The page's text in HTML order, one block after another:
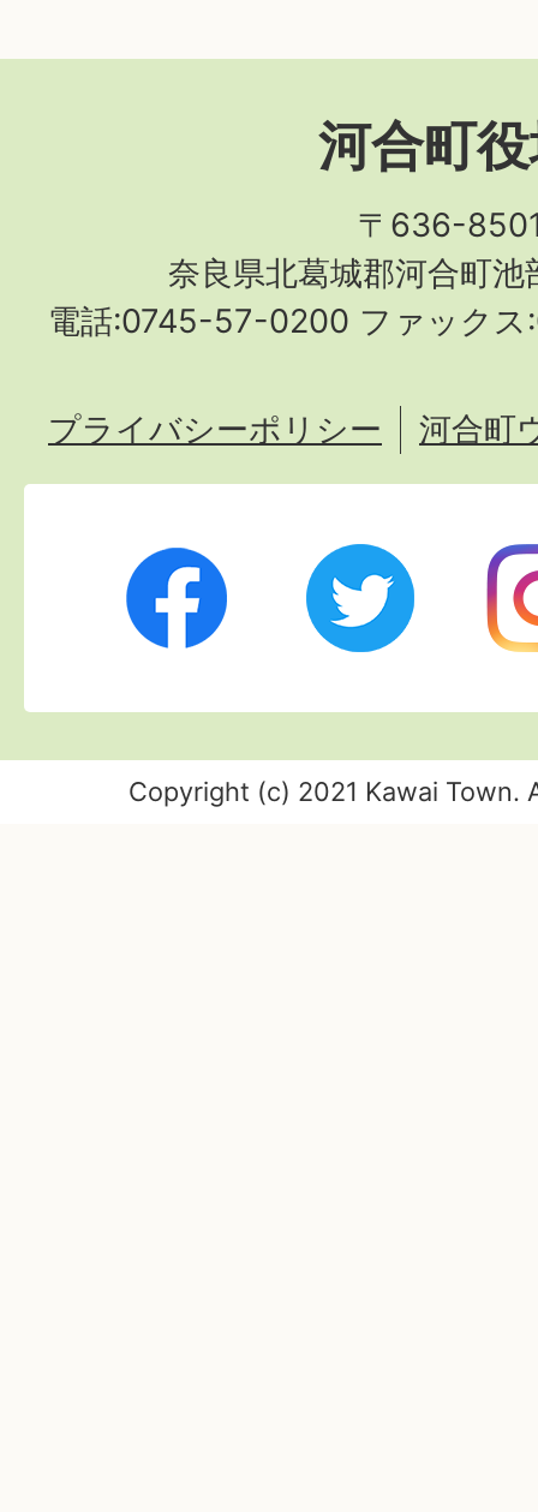
河合町
〒636-
奈良県北葛城郡河合町池
電話:0745-57-0200 ファック
Facebook Twitter
プライバシーポリシー 河合町
Copyright (c) 2021 Kawai Town.